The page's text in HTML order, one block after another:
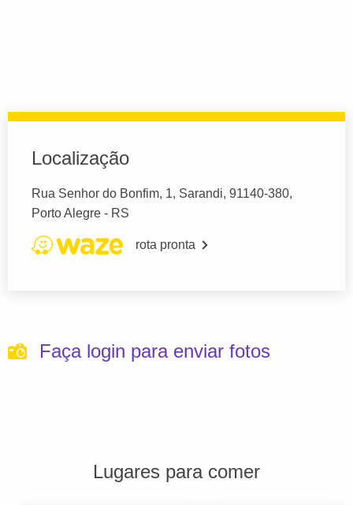
Localização
Rua Senhor do Bonfim, 1, Sarandi, 91140-380,
Porto Alegre - RS
rota pronta
Faça login para enviar fotos
Lugares para comer